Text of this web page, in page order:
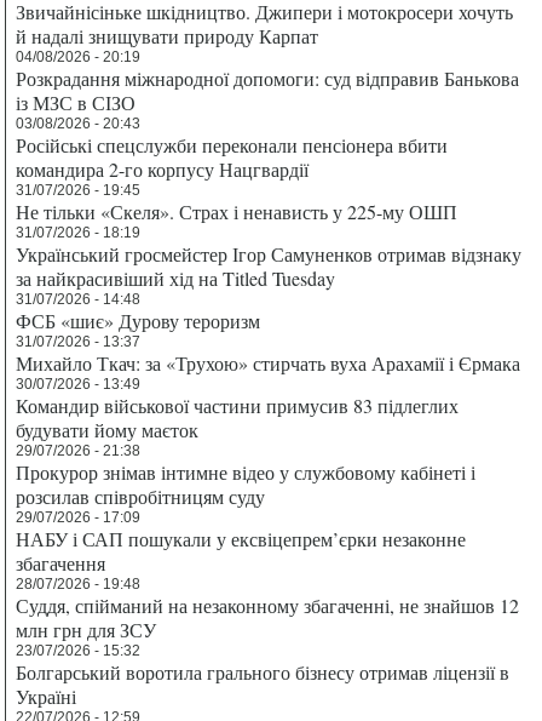
Звичайнісіньке шкідництво. Джипери і мотокросери хочуть
й надалі знищувати природу Карпат
04/08/2026 - 20:19
Розкрадання міжнародної допомоги: суд відправив Банькова
із МЗС в СІЗО
03/08/2026 - 20:43
Російські спецслужби переконали пенсіонера вбити
командира 2-го корпусу Нацгвардії
31/07/2026 - 19:45
Не тільки «Скеля». Страх і ненависть у 225-му ОШП
31/07/2026 - 18:19
Український гросмейстер Ігор Самуненков отримав відзнаку
за найкрасивіший хід на Titled Tuesday
31/07/2026 - 14:48
ФСБ «шиє» Дурову тероризм
31/07/2026 - 13:37
Михайло Ткач: за «Трухою» стирчать вуха Арахамії і Єрмака
30/07/2026 - 13:49
Командир військової частини примусив 83 підлеглих
будувати йому маєток
29/07/2026 - 21:38
Прокурор знімав інтимне відео у службовому кабінеті і
розсилав співробітницям суду
29/07/2026 - 17:09
НАБУ і САП пошукали у ексвіцепрем’єрки незаконне
збагачення
28/07/2026 - 19:48
Суддя, спійманий на незаконному збагаченні, не знайшов 12
млн грн для ЗСУ
23/07/2026 - 15:32
Болгарський воротила грального бізнесу отримав ліцензії в
Україні
22/07/2026 - 12:59